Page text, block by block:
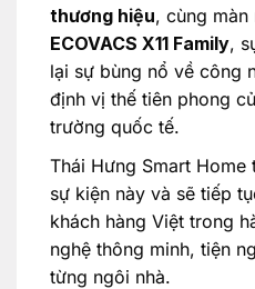
thương hiệu, cùng màn
ECOVACS X11 Family,
lại sự bùng nổ về công
định vị thế tiên phong
trường quốc tế.
Thái Hưng Smart
sự kiện này và sẽ tiếp
khách hàng Việt trong
nghệ thông minh, tiện
từng ngôi nhà.